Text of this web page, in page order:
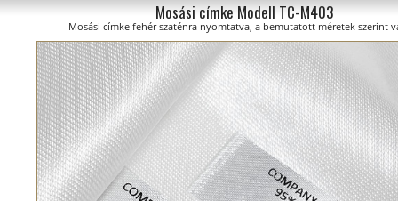
Mosási címke Modell TC-M403
Mosási címke fehér szaténra nyomtatva, a bemutatott méretek szerint